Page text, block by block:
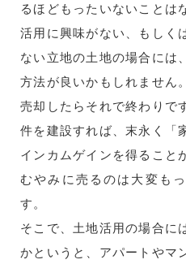
るほどもったいないことは
活用に興味がない、もしく
ない立地の土地の場合には
方法が良いかもしれません
売却したらそれで終わりで
件を建設すれば、末永く「
インカムゲインを得ること
むやみに売るのは大変も
す。
そこで、土地活用の場合に
かというと、アパートやマ